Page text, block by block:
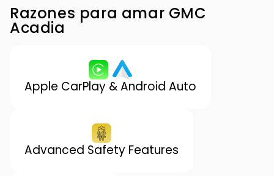
de procesamiento del concesionario. El precio real del
concesionario puede variar.
Razones para amar GMC
Acadia
Apple CarPlay & Android Auto
Advanced Safety Features